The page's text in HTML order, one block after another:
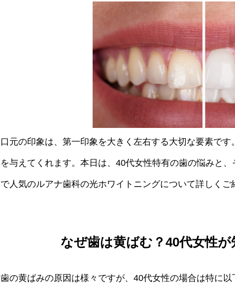
口元の印象は、第一印象を大きく左右する大切な要素で
を与えてくれます。本日は、40代女性特有の歯の悩みと
で人気のルアナ歯科の光ホワイトニングについて詳しくご
なぜ歯は黄ばむ？40代女性
歯の黄ばみの原因は様々ですが、40代女性の場合は特に以